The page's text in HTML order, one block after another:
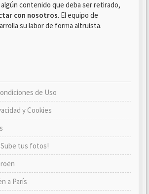
contenido que deba ser retirado,
con nosotros. El equipo de
su labor de forma altruista.
de Uso
y Cookies
tus fotos!
a París